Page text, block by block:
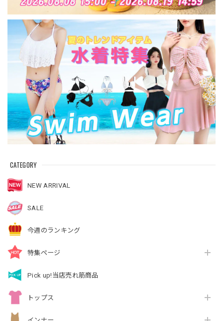
CATEGORY
NEW ARRIVAL
SALE
今週のランキング
特集ページ
Pick up!当店売れ筋商品
トップス